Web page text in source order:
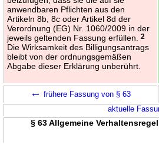
anwendbaren Pflichten aus den
Artikeln 8b, 8c oder Artikel 8d der
Verordnung (EG) Nr. 1060/2009 in der
jeweils geltenden Fassung erfüllen.2
Die Wirksamkeit des Billigungsantrags
bleibt von der ordnungsgemäßen
Abgabe dieser Erklärung unberührt.
← frühere Fassung von § 63
aktuelle
§ 63 Allgemeine